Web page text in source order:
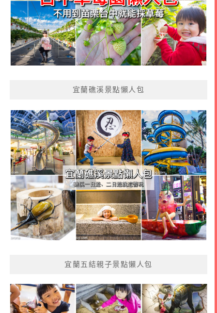
宜蘭礁溪景點懶人包
宜蘭五結親子景點懶人包